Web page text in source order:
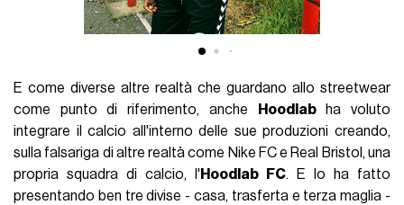
E come diverse altre realtà che guardano allo streetwear
come punto di riferimento, anche
Hoodlabha voluto
integrare il calcio all'interno delle sue produzioni creando,
sulla falsariga di altre realtà come Nike FC e Real Bristol, una
propria squadra di calcio, l' Hoodlab FC. E lo ha fatto
presentando ben tre divise - casa, trasferta e terza maglia -